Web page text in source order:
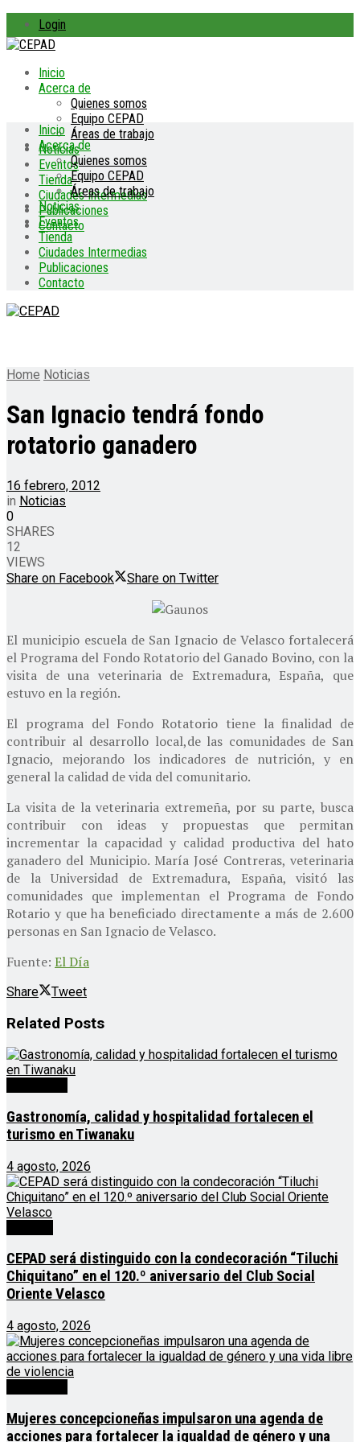
Login
Inicio
Acerca de
Quienes somos
Equipo CEPAD
Áreas de trabajo
Noticias
Eventos
Tienda
Ciudades Intermedias
Publicaciones
Contacto
Inicio
Acerca de
Quienes somos
Equipo CEPAD
Áreas de trabajo
Noticias
Eventos
Tienda
Ciudades Intermedias
Publicaciones
Contacto
Home Noticias
San Ignacio tendrá fondo
rotatorio ganadero
16 febrero, 2012
in Noticias
0
SHARES
12
VIEWS
Share on Facebook
Share on Twitter
El municipio escuela de San Ignacio de Velasco fortalecerá
el Programa del Fondo Rotatorio del Ganado Bovino, con la
visita de una veterinaria de Extremadura, España, que
estuvo en la región.
El programa del Fondo Rotatorio tiene la finalidad de
contribuir al desarrollo local,de las comunidades de San
Ignacio, mejorando los indicadores de nutrición, y en
general la calidad de vida del comunitario.
La visita de la veterinaria extremeña, por su parte, busca
contribuir con ideas y propuestas que permitan
incrementar la capacidad y calidad productiva del hato
ganadero del Municipio. María José Contreras, veterinaria
de la Universidad de Extremadura, España, visitó las
comunidades que implementan el Programa de Fondo
Rotario y que ha beneficiado directamente a más de 2.600
personas en San Ignacio de Velasco.
Fuente: El Día
Share Tweet
Related Posts
Gastronomía, calidad y hospitalidad fortalecen el
turismo en Tiwanaku
4 agosto, 2026
CEPAD será distinguido con la condecoración “Tiluchi
Chiquitano” en el 120.º aniversario del Club Social
Oriente Velasco
4 agosto, 2026
Mujeres concepcioneñas impulsaron una agenda de
acciones para fortalecer la igualdad de género y una